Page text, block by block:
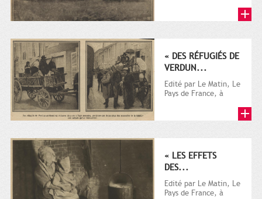
touristique,...
« DES RÉFUGIÉS DE
VERDUN...
Edité par Le Matin, Le
Pays de France, à
touristique,...
« LES EFFETS
DES...
Edité par Le Matin, Le
Pays de France, à